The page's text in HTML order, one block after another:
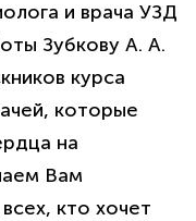
и врача УЗД
Зубкову А. А.
курса
которые
на
Вам
кто хочет